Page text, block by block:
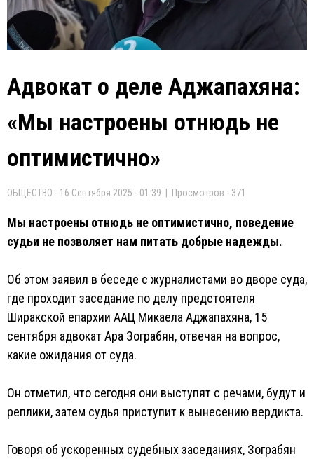
Адвокат о деле Аджапахяна:
«Мы настроены отнюдь не
оптимистично»
ОБЩЕСТВО - 16 Сентября 2025 - 01:39 | Просмотров - 371
Мы настроены отнюдь не оптимистично, поведение
судьи не позволяет нам питать добрые надежды.
Об этом заявил в беседе с журналистами во дворе суда,
где проходит заседание по делу предстоятеля
Ширакской епархии ААЦ Микаела Аджапахяна, 15
сентября адвокат Ара Зограбян, отвечая на вопрос,
какие ожидания от суда.
Он отметил, что сегодня они выступят с речами, будут и
реплики, затем судья приступит к вынесению вердикта.
Говоря об ускоренных судебных заседаниях, Зограбян